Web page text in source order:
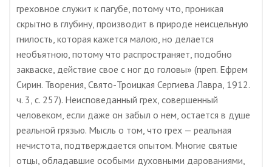
греховное служит к пагубе, потому что, проникая
скрытно в глубину, производит в природе неисцельную
гнилость, которая кажется малою, но делается
необъятною, потому что распространяет, подобно
закваске, действие свое с ног до головы» (преп. Ефрем
Сирин. Творения, Свято-Троицкая Сергиева Лавра, 1912.
ч. 3, с. 257). Неисповеданный грех, совершенный
человеком, если даже он забыл о нем, остается в душе
реальной грязью. Мысль о том, что грех — реальная
нечистота, подтверждается опытом. Многие святые
отцы, обладавшие особыми духовными дарованиями,